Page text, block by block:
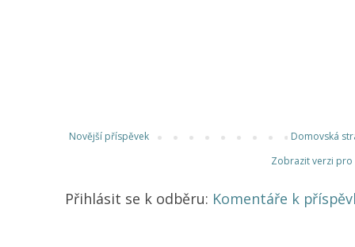
Novější příspěvek
Domovská
Zobrazit verzi
Přihlásit se k odběru: Komentáře k